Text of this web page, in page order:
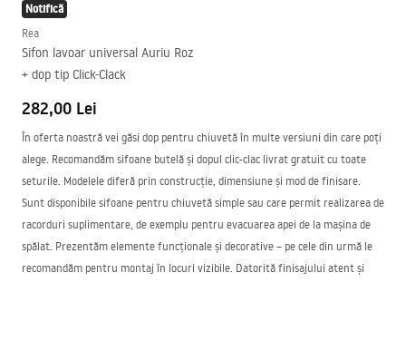
Notifică
Rea
Sifon lavoar universal Auriu Roz
+ dop tip Click-Clack
282,00 Lei
În oferta noastră vei găsi dop pentru chiuvetă în multe versiuni din care poți
alege. Recomandăm sifoane butelă și dopul clic-clac livrat gratuit cu toate
seturile. Modelele diferă prin construcție, dimensiune și mod de finisare.
Sunt disponibile sifoane pentru chiuvetă simple sau care permit realizarea de
racorduri suplimentare, de exemplu pentru evacuarea apei de la mașina de
spălat. Prezentăm elemente funcționale și decorative – pe cele din urmă le
recomandăm pentru montaj în locuri vizibile. Datorită finisajului atent și